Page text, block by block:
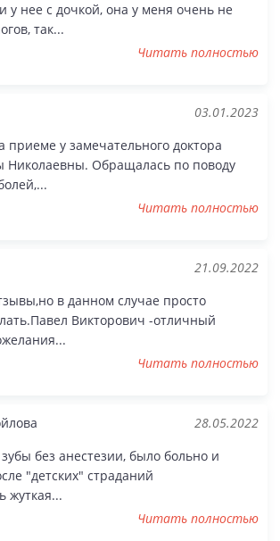
у нее с дочкой, она у меня очень не
так...
Читать полностью
03.01.2023
приеме у замечательного доктора
Николаевны. Обращалась по поводу
Читать полностью
21.09.2022
в данном случае просто
Викторович -отличный
Читать полностью
28.05.2022
без анестезии, было больно и
"детских" страданий
жуткая...
Читать полностью